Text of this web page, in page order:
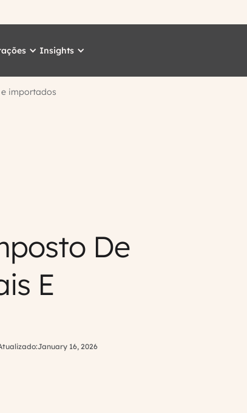
Insights
importados
De
E
January 16, 2026